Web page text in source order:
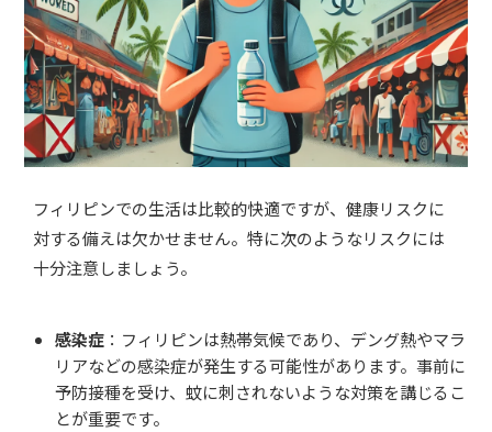
フィリピンでの生活は比較的快適ですが、健康リスクに
対する備えは欠かせません。特に次のようなリスクには
十分注意しましょう。
感染症：フィリピンは熱帯気候であり、デング熱やマラ
リアなどの感染症が発生する可能性があります。事前に
予防接種を受け、蚊に刺されないような対策を講じるこ
とが重要です。